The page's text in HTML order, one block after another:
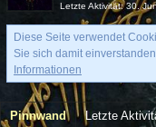
Letzte Aktivität 30.
Diese Seite verwendet
Sie sich damit
Informationen
Pinnwand Letzte